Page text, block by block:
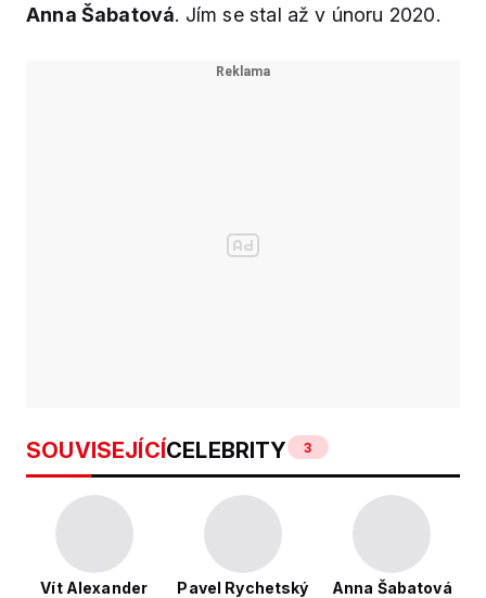
Anna Šabatová. Jím se stal až v únoru 2020.
SOUVISEJÍCÍCELEBRITY 3
Vít Alexander
Pavel Rychetský Anna Šabatová